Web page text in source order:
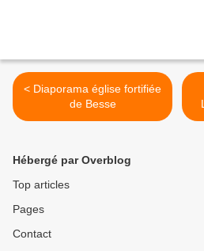
< Diaporama église fortifiée
de Besse
Hébergé par Overblog
Top articles
Pages
Contact